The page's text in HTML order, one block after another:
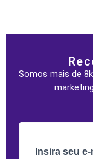
Somos mais de
Insira seu